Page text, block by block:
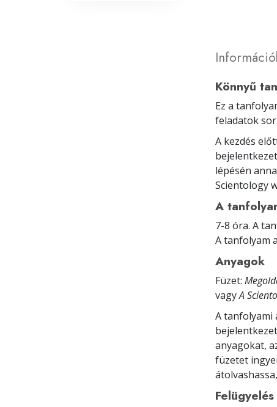
Könnyű
Ez a
feladatok
A kezdés
lépésén
Scientology
A
7-8 óra. A
A tanfolyam
Anyagok
Füzet:
vagyA
A tanfolyami
anyagokat,
füzetet
Felügyelés